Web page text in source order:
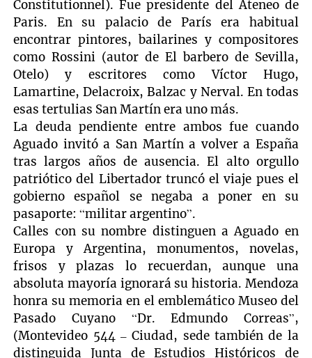
Constitutionnel). Fue presidente del Ateneo de
Paris. En su palacio de París era habitual
encontrar pintores, bailarines y compositores
como Rossini (autor de El barbero de Sevilla,
Otelo) y escritores como Víctor Hugo,
Lamartine, Delacroix, Balzac y Nerval. En todas
esas tertulias San Martín era uno más.
La deuda pendiente entre ambos fue cuando
Aguado invitó a San Martín a volver a España
tras largos años de ausencia. El alto orgullo
patriótico del Libertador truncó el viaje pues el
gobierno español se negaba a poner en su
pasaporte: “militar argentino”.
Calles con su nombre distinguen a Aguado en
Europa y Argentina, monumentos, novelas,
frisos y plazas lo recuerdan, aunque una
absoluta mayoría ignorará su historia. Mendoza
honra su memoria en el emblemático Museo del
Pasado Cuyano “Dr. Edmundo Correas”,
(Montevideo 544 – Ciudad, sede también de la
distinguida Junta de Estudios Históricos de